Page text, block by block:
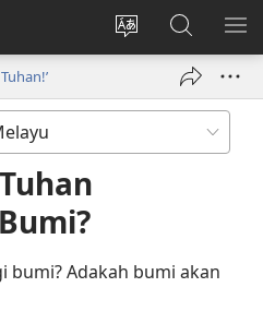
Tukar
bahasa
web
Log
Masuk
baharu)
Cari
JW.ORG
bumi? Adakah bumi akan